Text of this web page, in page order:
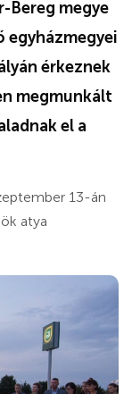
Bereg megye
egyházmegyei
érkeznek
megmunkált
el a
13-án
atya